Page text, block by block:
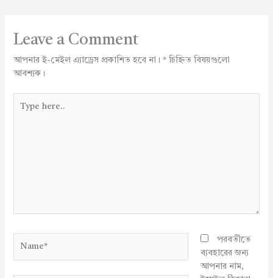
Leave a Comment
আপনার ই-মেইল এ্যাড্রেস প্রকাশিত হবে না। *চিহ্নিত বিষয়গুলো
আবশ্যক।
here..
পরবর্তীতে
ব্যবহারের জন্য
আপনার নাম,